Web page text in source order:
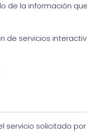
de la información
de servicios
servicio solicitado por